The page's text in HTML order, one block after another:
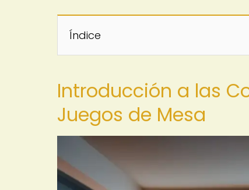
Índice
Introducción a las
Juegos de Mesa